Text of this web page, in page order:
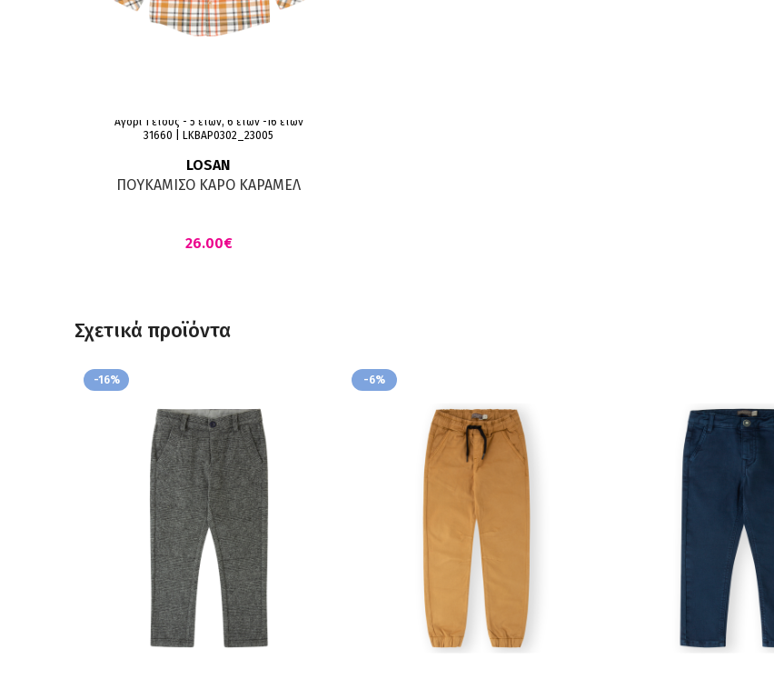
Αγόρι 1 έτους - 5 ετών, 6 ετών -16 ετών
31660 | LKBAP0302_23005
LOSAN
ΠΟΥΚΑΜΙΣΟ ΚΑΡΟ ΚΑΡΑΜΕΛ
€
Σχετικά προϊόντα
-16% -6%